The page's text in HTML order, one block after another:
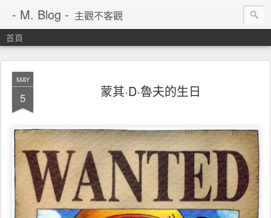
- M. Blog - 主觀不客觀
首頁
MAY
5 蒙其·D·魯夫的生日